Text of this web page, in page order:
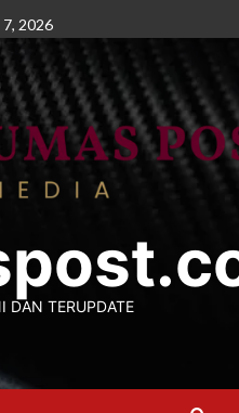
2026
DAN TERUPDATE